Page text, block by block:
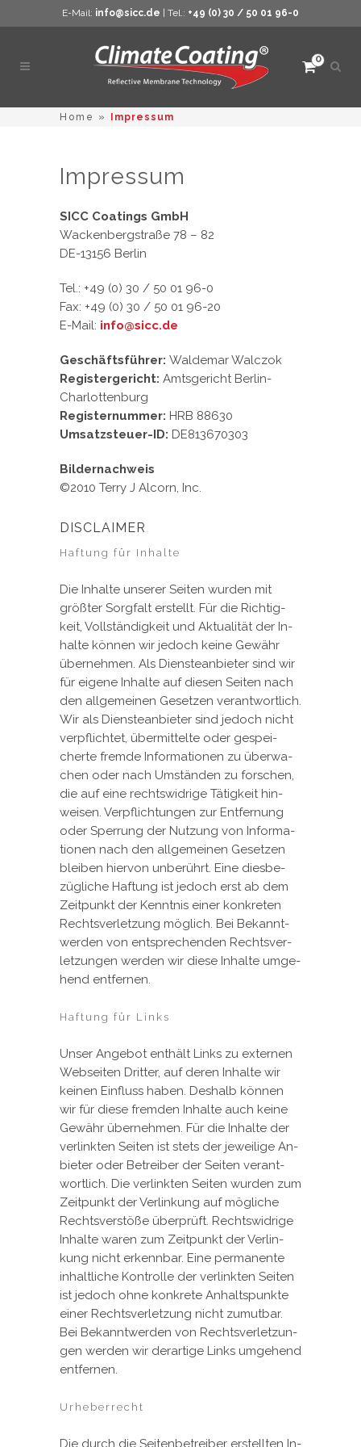
E-Mail: info@sicc.de | Tel.: +49 (0) 30 / 50 01 96-0
0
Home » Impressum
Impressum
SICC Coatings GmbH
Wackenbergstraße 78 – 82
DE-13156 Berlin
Tel.: +49 (0) 30 / 50 01 96-0
Fax: +49 (0) 30 / 50 01 96-20
E-Mail: info@sicc.de
Geschäftsführer: Waldemar Walczok
Registergericht: Amtsgericht Berlin-
Charlottenburg
Registernummer: HRB 88630
Umsatzsteuer-ID: DE813670303
Bildernachweis
©2010 Terry J Alcorn, Inc.
DISCLAIMER
Haftung für Inhalte
Die In­hal­te un­se­rer Sei­ten wur­den mit
größ­ter Sorg­falt er­stellt. Für die Rich­tig­
keit, Voll­stän­dig­keit und Ak­tua­li­tät der In­
hal­te kön­nen wir je­doch kei­ne Ge­währ
über­neh­men. Als Diens­te­an­bie­ter sind wir
für ei­ge­ne In­hal­te auf die­sen Sei­ten nach
den all­ge­mei­nen Ge­set­zen ver­ant­wort­lich.
Wir als Diens­te­an­bie­ter sind je­doch nicht
ver­pflich­tet, über­mit­tel­te oder ge­spei­
cher­te frem­de In­for­ma­tio­nen zu über­wa­
chen oder nach Um­stän­den zu for­schen,
die auf ei­ne rechts­wid­ri­ge Tä­tig­keit hin­
wei­sen. Ver­pflich­tun­gen zur Ent­fer­nung
oder Sper­rung der Nut­zung von In­for­ma­
tio­nen nach den all­ge­mei­nen Ge­set­zen
blei­ben hier­von un­be­rührt. Ei­ne dies­be­
züg­li­che Haf­tung ist je­doch erst ab dem
Zeit­punkt der Kennt­nis ei­ner kon­kre­ten
Rechts­ver­let­zung mög­lich. Bei Be­kannt­
wer­den von ent­spre­chen­den Rechts­ver­
let­zun­gen wer­den wir die­se In­hal­te um­ge­
hend ent­fer­nen.
Haftung für Links
Un­ser An­ge­bot ent­hält Links zu ex­ter­nen
Web­sei­ten Drit­ter, auf de­ren In­hal­te wir
kei­nen Ein­fluss ha­ben. Des­halb kön­nen
wir für die­se frem­den In­hal­te auch kei­ne
Ge­währ über­neh­men. Für die In­hal­te der
ver­link­ten Sei­ten ist stets der je­wei­li­ge An­
bie­ter oder Be­trei­ber der Sei­ten ver­ant­
wort­lich. Die ver­link­ten Sei­ten wur­den zum
Zeit­punkt der Ver­lin­kung auf mög­li­che
Rechts­ver­stö­ße über­prüft. Rechts­wid­ri­ge
In­hal­te wa­ren zum Zeit­punkt der Ver­lin­
kung nicht er­kenn­bar. Ei­ne per­ma­nen­te
in­halt­li­che Kon­trol­le der ver­link­ten Sei­ten
ist je­doch oh­ne kon­kre­te An­halts­punk­te
ei­ner Rechts­ver­let­zung nicht zu­mut­bar.
Bei Be­kannt­wer­den von Rechts­ver­let­zun­
gen wer­den wir der­ar­ti­ge Links um­ge­hend
ent­fer­nen.
Urheberrecht
Die durch die Sei­ten­be­trei­ber er­stell­ten In­